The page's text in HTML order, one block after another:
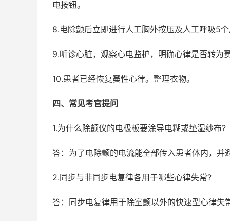
电按钮。
8.电除颤后立即进行人工胸外按压及人工呼吸5
9.听诊心脏，观察心电监护，明确心律是否转为
10.患者已经恢复窦性心律。整理衣物。
四、常见考官提问
1.为什么除颤仪的电极板要涂导电糊或垫湿纱布?
答：为了电除颤的电流能全部传入患者体内，并
2.同步与非同步电复律各用于哪些心律失常?
答：同步电复律用于除室颤以外的快速型心律失